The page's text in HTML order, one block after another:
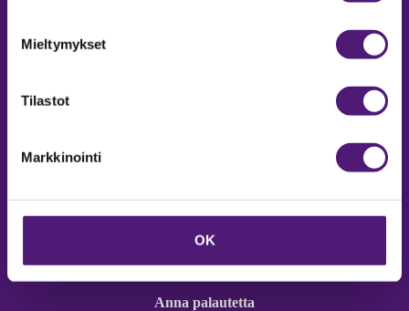
Mieltymykset
Tilastot
Markkinointi
OK
Vastuullisuus
Ympäristöohjelma
Anna palautetta